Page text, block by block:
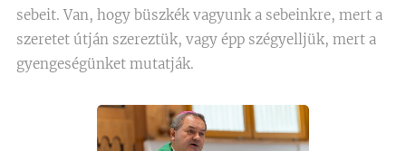
sebeit. Van, hogy büszkék vagyunk a sebeinkre, mert a
szeretet útján szereztük, vagy épp szégyelljük, mert a
gyengeségünket mutatják.